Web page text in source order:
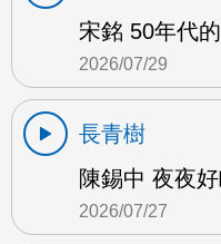
宋銘 50年代
2026/07/29
長青樹
陳錫中 夜夜
2026/07/27